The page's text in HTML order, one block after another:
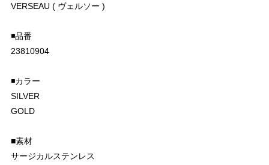
VERSEAU ( ヴェルソー )
◾️品番
23810904
◾️カラー
SILVER
GOLD
■素材
サージカルステンレス